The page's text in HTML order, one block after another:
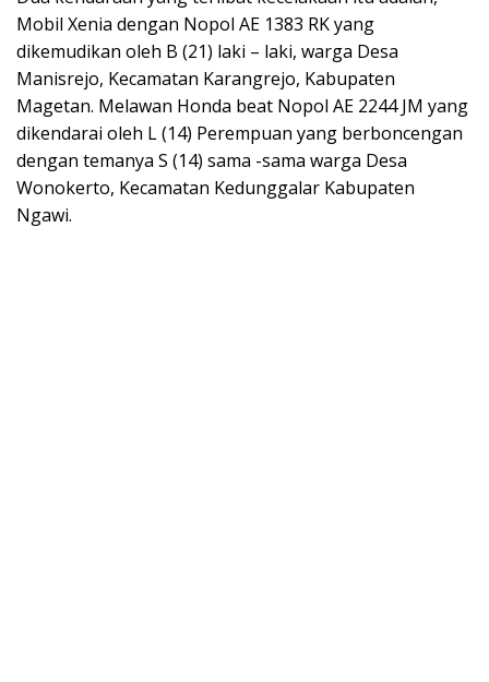
Mobil Xenia dengan Nopol AE 1383 RK yang
dikemudikan oleh B (21) laki – laki, warga Desa
Manisrejo, Kecamatan Karangrejo, Kabupaten
Magetan. Melawan Honda beat Nopol AE 2244 JM yang
dikendarai oleh L (14) Perempuan yang berboncengan
dengan temanya S (14) sama -sama warga Desa
Wonokerto, Kecamatan Kedunggalar Kabupaten
Ngawi.